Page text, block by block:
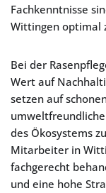
Fachkenntnisse
Wittingen optimal
Bei der
Wert auf
setzen auf
des Ökosystems
Mitarbeiter in
fachgerecht
und eine hohe